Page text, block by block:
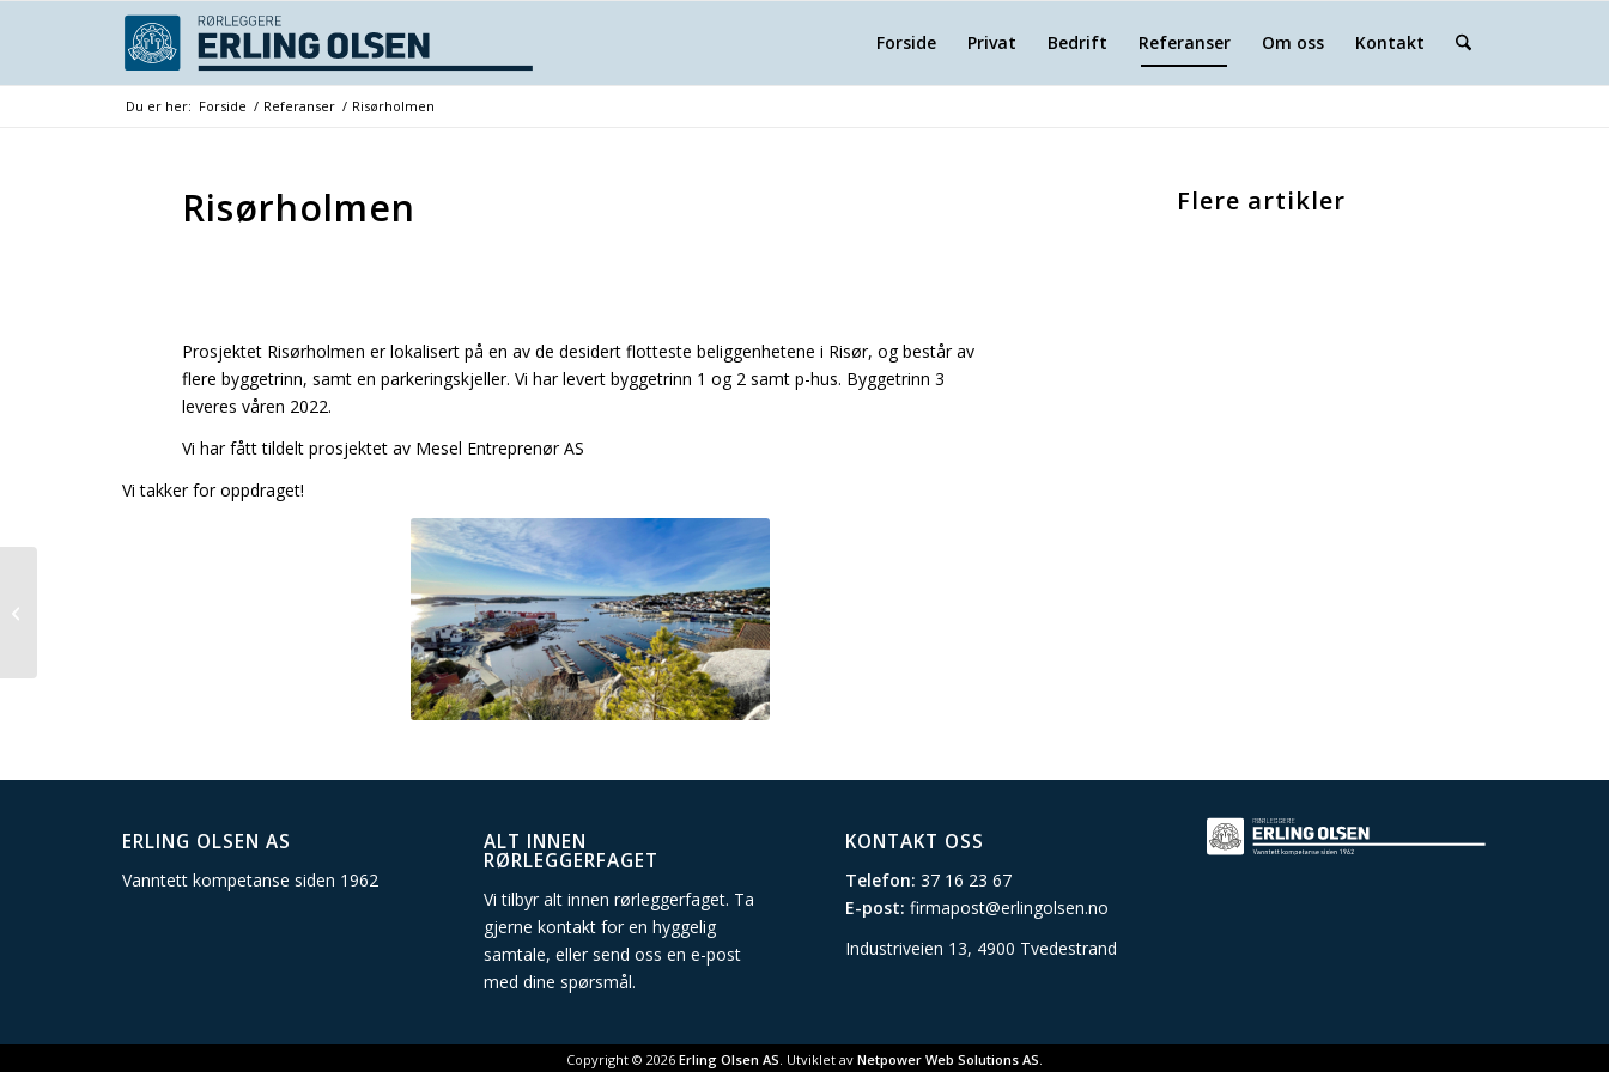
Forside Privat Bedrift Referanser Om oss Kontakt
Du er her: Forside / Referanser / Risørholmen
Risørholmen
Prosjektet Risørholmen er lokalisert på en av de desidert flotteste beliggenhetene i Risør, og består av
flere byggetrinn, samt en parkeringskjeller. Vi har levert byggetrinn 1 og 2 samt p-hus. Byggetrinn 3
leveres våren 2022.
Vi har fått tildelt prosjektet av Mesel Entreprenør AS
Vi takker for oppdraget!
Flere artikler
ERLING OLSEN AS
Vanntett kompetanse siden 1962
ALT INNEN
RØRLEGGERFAGET
Vi tilbyr alt innen rørleggerfaget. Ta
gjerne kontakt for en hyggelig
samtale, eller send oss ene-post
med dine spørsmål.
KONTAKT OSS
Telefon:37 16 23 67
E-post:firmapost@erlingolsen.no
Industriveien 13, 4900 Tvedestrand
Copyright © 2026 Erling Olsen AS. Utviklet av Netpower Web Solutions AS.